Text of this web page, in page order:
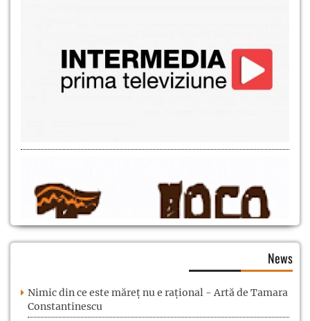
News
Nimic din ce este măreț nu e rațional - Artă de Tamara
Constantinescu